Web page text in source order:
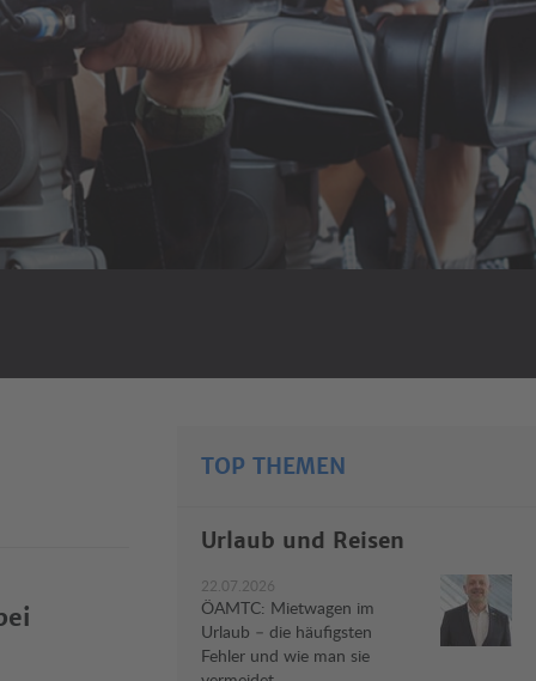
TOP THEMEN
Urlaub und Reisen
22.07.2026
ÖAMTC: Mietwagen im
Urlaub – die häufigsten
Fehler und wie man sie